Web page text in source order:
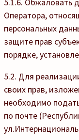
Оператора,
персональных
защите прав
порядке,
5.2. Для
своих прав,
необходимо
по почте